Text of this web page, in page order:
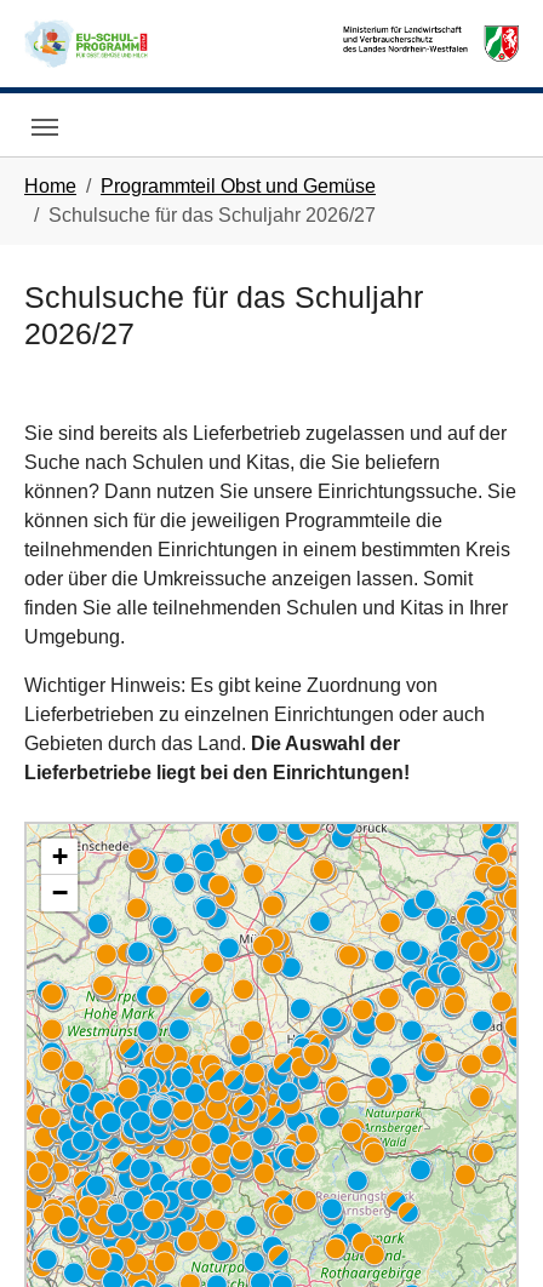
Home
Programmteil Obst und Gemüse
Schulsuche für das Schuljahr 2026/27
Schulsuche für das Schuljahr
2026/27
Sie sind bereits als Lieferbetrieb zugelassen und auf der
Suche nach Schulen und Kitas, die Sie beliefern
können? Dann nutzen Sie unsere Einrichtungssuche. Sie
können sich für die jeweiligen Programmteile die
teilnehmenden Einrichtungen in einem bestimmten Kreis
oder über die Umkreissuche anzeigen lassen. Somit
finden Sie alle teilnehmenden Schulen und Kitas in Ihrer
Umgebung.
Wichtiger Hinweis: Es gibt keine Zuordnung von
Lieferbetrieben zu einzelnen Einrichtungen oder auch
Gebieten durch das Land. Die Auswahl der
Lieferbetriebe liegt bei den Einrichtungen!
+
−